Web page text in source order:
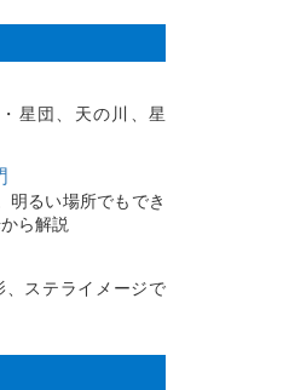
星団、天の川、星
明るい場所でもでき
ら解説
、ステライメージで